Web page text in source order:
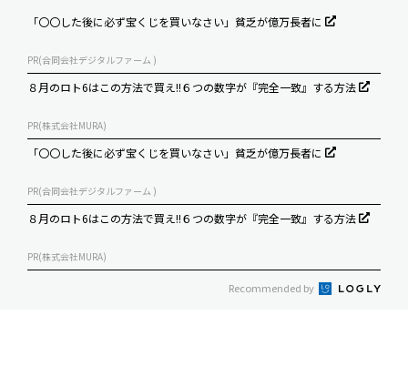
「〇〇した後に必ず宝くじを買いなさい」貧乏が億万長者に
PR(合同会社デジタルファーム )
８月のロト6はこの方法で買え!!６つの数字が『完全一致』する方法
PR(株式会社MURA)
「〇〇した後に必ず宝くじを買いなさい」貧乏が億万長者に
PR(合同会社デジタルファーム )
８月のロト6はこの方法で買え!!６つの数字が『完全一致』する方法
PR(株式会社MURA)
Recommended by